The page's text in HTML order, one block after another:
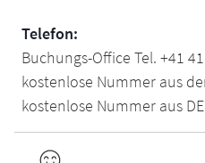
Telefon:
Buchungs-Office Tel. +41
kostenlose Nummer aus
kostenlose Nummer aus